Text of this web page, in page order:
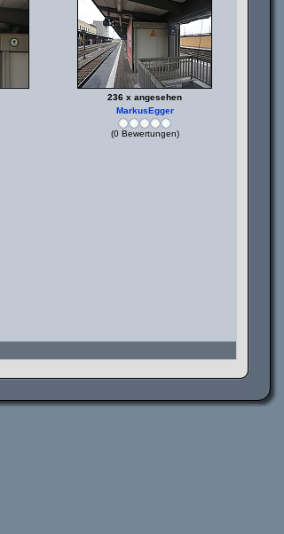
236 x angesehen
MarkusEgger
(0 Bewertungen)